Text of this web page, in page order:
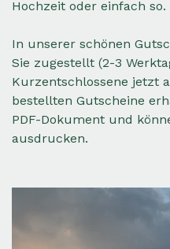
Hochzeit oder einfach so.
In unserer schönen
Sie zugestellt (2-3
Kurzentschlossene jetzt
bestellten Gutscheine
PDF-Dokument und
ausdrucken.